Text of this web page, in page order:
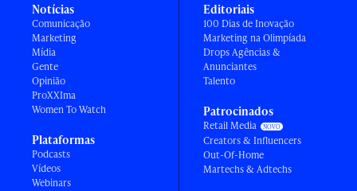
Notícias
Comunicação
Marketing
Mídia
Gente
Opinião
ProXXIma
Women To Watch
Plataformas
Podcasts
Vídeos
Webinars
Editoriais
100 Dias de Inovação
Marketing na Olimpíada
Drops Agências &
Anunciantes
Talento
Patrocinados
Retail Media
Creators & Influencers
Out-Of-Home
Martechs & Adtechs